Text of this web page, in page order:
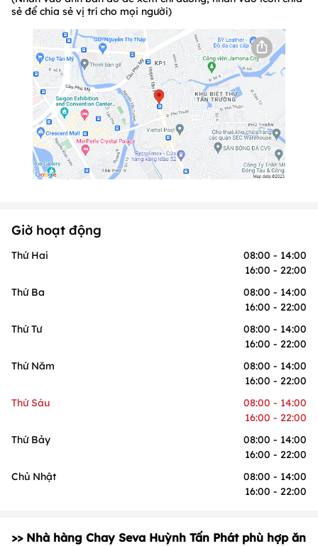
sẻ để chia sẻ vị trí cho mọi người)
Giờ hoạt động
Thứ Hai
08:00 - 14:00
16:00 - 22:00
Thứ Ba
08:00 - 14:00
16:00 - 22:00
Thứ Tư
08:00 - 14:00
16:00 - 22:00
Thứ Năm
08:00 - 14:00
16:00 - 22:00
Thứ Sáu
08:00 - 14:00
16:00 - 22:00
Thứ Bảy
08:00 - 14:00
16:00 - 22:00
Chủ Nhật
08:00 - 14:00
16:00 - 22:00
>> Nhà hàng Chay Seva Huỳnh Tấn Phát phù hợp ăn